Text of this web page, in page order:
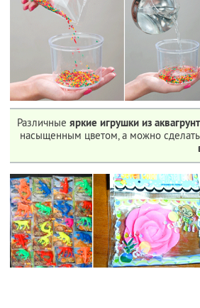
Различные яркие игрушки из
насыщенным цветом, а можно